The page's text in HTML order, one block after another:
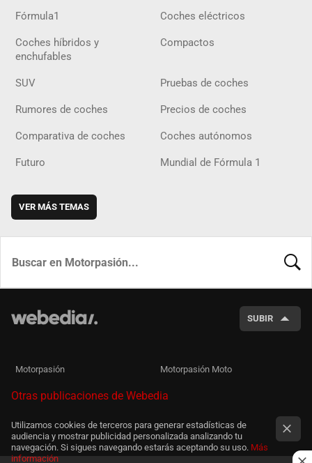
Fórmula1 Coches eléctricos
Coches híbridos y
enchufables
Compactos
SUV Pruebas de coches
Rumores de coches Precios de coches
Comparativa de coches Coches autónomos
Futuro Mundial de Fórmula 1
VER MÁS TEMAS
SUBIR
Motorpasión Motorpasión Moto
Otras publicaciones de Webedia
Utilizamos cookies de terceros para generar estadísticas de
audiencia y mostrar publicidad personalizada analizando tu
navegación. Si sigues navegando estarás aceptando su uso. Más
información